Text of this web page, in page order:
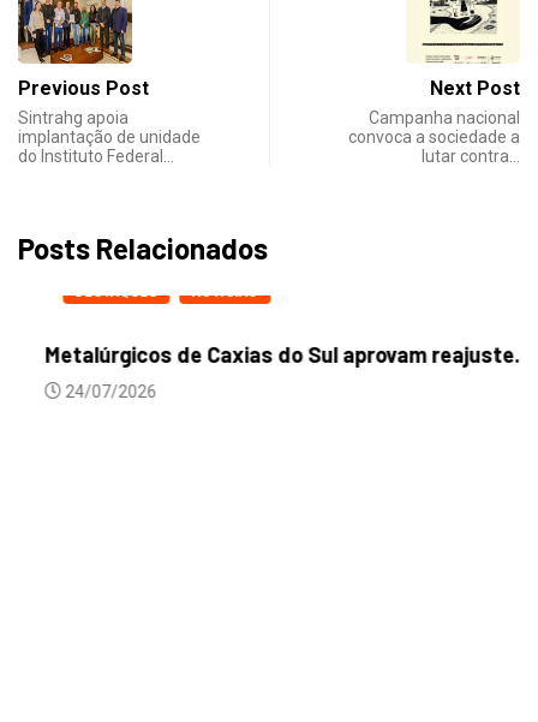
Previous Post
Sintrahg apoia
implantação de unidade
do Instituto Federal…
Next Post
Campanha nacional
convoca a sociedade a
lutar contra…
Posts Relacionados
DESTAQUES NOTICIAS
Metalúrgicos de Caxias do Sul aprovam reajuste...
24/07/2026